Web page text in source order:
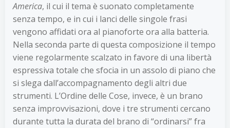
America, il cui il tema è suonato completamente
senza tempo, e in cui i lanci delle singole frasi
vengono affidati ora al pianoforte ora alla batteria.
Nella seconda parte di questa composizione il tempo
viene regolarmente scalzato in favore di una libertà
espressiva totale che sfocia in un assolo di piano che
si slega dall’accompagnamento degli altri due
strumenti. L’Ordine delle Cose, invece, è un brano
senza improvvisazioni, dove i tre strumenti cercano
durante tutta la durata del brano di “ordinarsi” fra